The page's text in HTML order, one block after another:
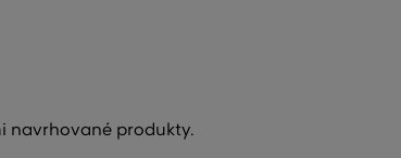
navrhované produkty.